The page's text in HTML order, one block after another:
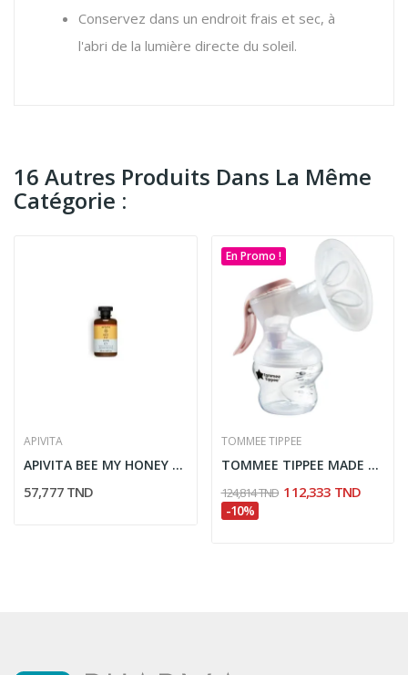
Conservez dans un endroit frais et sec, à
l'abri de la lumière directe du soleil.
16 Autres Produits Dans La Même
Catégorie :
APIVITA
APIVITA BEE MY HONEY GEL DOUCHE MIEL & ALOE 250 ML
57,777 TND
En Promo !
TOMMEE TIPPEE
TOMMEE TIPPEE MADE FOR ME TIRE LAIT MANUEL SIMPLE
124,814 TND 112,333 TND
-10%